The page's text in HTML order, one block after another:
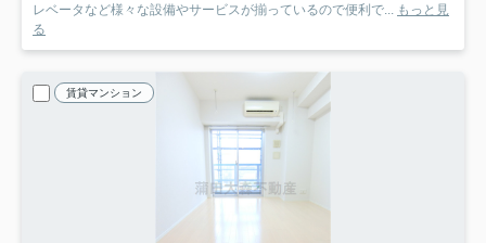
レベータなど様々な設備やサービスが揃っているので便利で...
もっと見
る
賃貸マンション